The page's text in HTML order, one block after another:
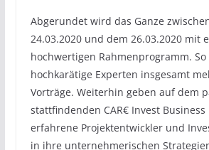
Abgerundet wird das Ganze
24.03.2020 und dem 26.03.2020 mit
hochwertigen Rahmenprogramm.
hochkarätige Experten insgesamt
Vorträge. Weiterhin geben auf dem
stattfindenden CAR€ Invest
erfahrene Projektentwickler und
in ihre unternehmerischen